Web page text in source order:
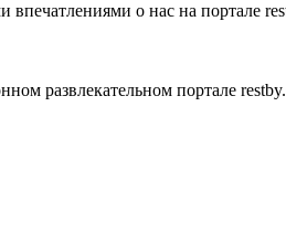
о нас на портале
развлекательном портале